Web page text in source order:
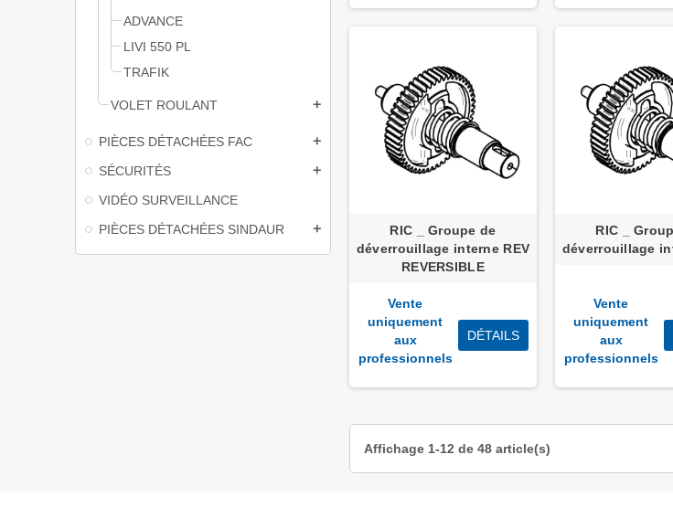
ADVANCE
LIVI 550 PL
TRAFIK
VOLET ROULANT add
PIÈCES DÉTACHÉES FAC add
SÉCURITÉS add
VIDÉO SURVEILLANCE
PIÈCES DÉTACHÉES SINDAUR
add
RIC _ Groupe de
déverrouillage interne REV
REVERSIBLE
Vente
uniquement
aux
professionnels
DÉTAILS
RIC _
déverrouillage
Vente
uniquement
aux
professionnels
Affichage 1-12 de 48 article(s)